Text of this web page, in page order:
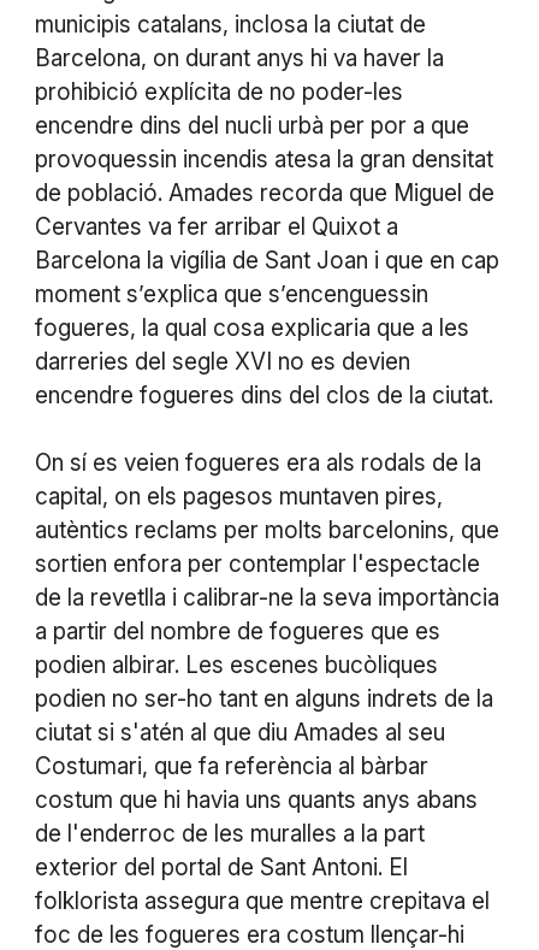
municipis catalans, inclosa la ciutat de
Barcelona, on durant anys hi va haver la
prohibició explícita de no poder-les
encendre dins del nucli urbà per por a que
provoquessin incendis atesa la gran densitat
de població. Amades recorda que Miguel de
Cervantes va fer arribar el Quixot a
Barcelona la vigília de Sant Joan i que en cap
moment s’explica que s’encenguessin
fogueres, la qual cosa explicaria que a les
darreries del segle XVI no es devien
encendre fogueres dins del clos de la ciutat.
On sí es veien fogueres era als rodals de la
capital, on els pagesos muntaven pires,
autèntics reclams per molts barcelonins, que
sortien enfora per contemplar l'espectacle
de la revetlla i calibrar-ne la seva importància
a partir del nombre de fogueres que es
podien albirar. Les escenes bucòliques
podien no ser-ho tant en alguns indrets de la
ciutat si s'atén al que diu Amades al seu
Costumari, que fa referència al bàrbar
costum que hi havia uns quants anys abans
de l'enderroc de les muralles a la part
exterior del portal de Sant Antoni. El
folklorista assegura que mentre crepitava el
foc de les fogueres era costum llençar-hi